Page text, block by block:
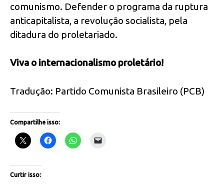
comunismo. Defender o programa da ruptura
anticapitalista, a revolução socialista, pela
ditadura do proletariado.
Viva o internacionalismo proletário!
Tradução: Partido Comunista Brasileiro (PCB)
Compartilhe isso:
Curtir isso: